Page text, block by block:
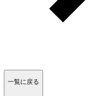
一覧に戻る